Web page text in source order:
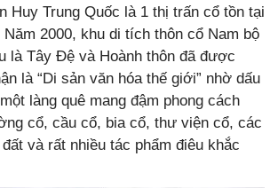
Huy Trung Quốc là 1 thị trấn cổ tồn tại
2000, khu di tích thôn cổ Nam bộ
là Tây Đệ và Hoành thôn đã được
là “Di sản văn hóa thế giới” nhờ dấu
làng quê mang đậm phong cách
cổ, cầu cổ, bia cổ, thư viện cổ, các
và rất nhiều tác phẩm điêu khắc